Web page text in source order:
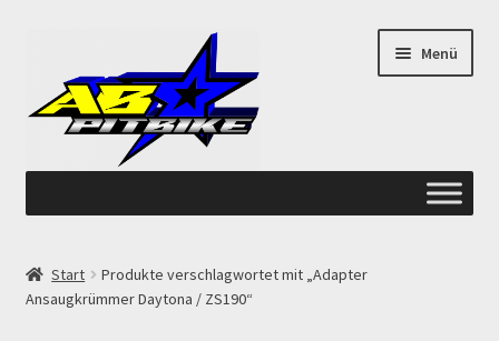
springen
springen
Menü
ANGEBOTE AB-PITBIKE
Start
Produkte verschlagwortet mit „Adapter
Ansaugkrümmer Daytona / ZS190“